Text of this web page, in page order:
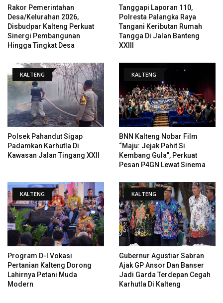
Rakor Pemerintahan
Desa/Kelurahan 2026,
Disbudpar Kalteng Perkuat
Sinergi Pembangunan
Hingga Tingkat Desa
Tanggapi Laporan 110,
Polresta Palangka Raya
Tangani Keributan Rumah
Tangga Di Jalan Banteng
XXIII
KALTENG
Polsek Pahandut Sigap
Padamkan Karhutla Di
Kawasan Jalan Tingang XXII
KALTENG
BNN Kalteng Nobar Film
“Maju: Jejak Pahit Si
Kembang Gula”, Perkuat
Pesan P4GN Lewat Sinema
KALTENG
Program D-I Vokasi
Pertanian Kalteng Dorong
Lahirnya Petani Muda
Modern
KALTENG
Gubernur Agustiar Sabran
Ajak GP Ansor Dan Banser
Jadi Garda Terdepan Cegah
Karhutla Di Kalteng